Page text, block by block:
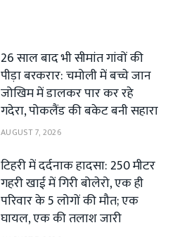
26 साल बाद भी सीमांत गांवों की
पीड़ा बरकरार: चमोली में बच्चे जान
जोखिम में डालकर पार कर रहे
गदेरा, पोकलैंड की बकेट बनी सहारा
AUGUST 7, 2026
टिहरी में दर्दनाक हादसा: 250 मीटर
गहरी खाई में गिरी बोलेरो, एक ही
परिवार के 5 लोगों की मौत; एक
घायल, एक की तलाश जारी